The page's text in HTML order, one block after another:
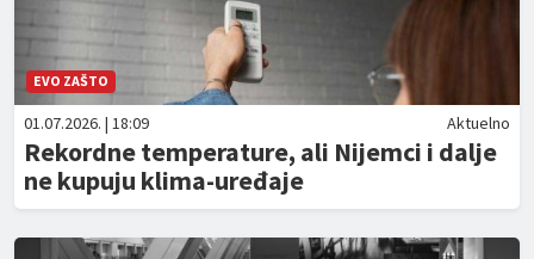
EVO ZAŠTO
01.07.2026. | 18:09 Aktuelno
Rekordne temperature, ali Nijemci i dalje
ne kupuju klima-uređaje